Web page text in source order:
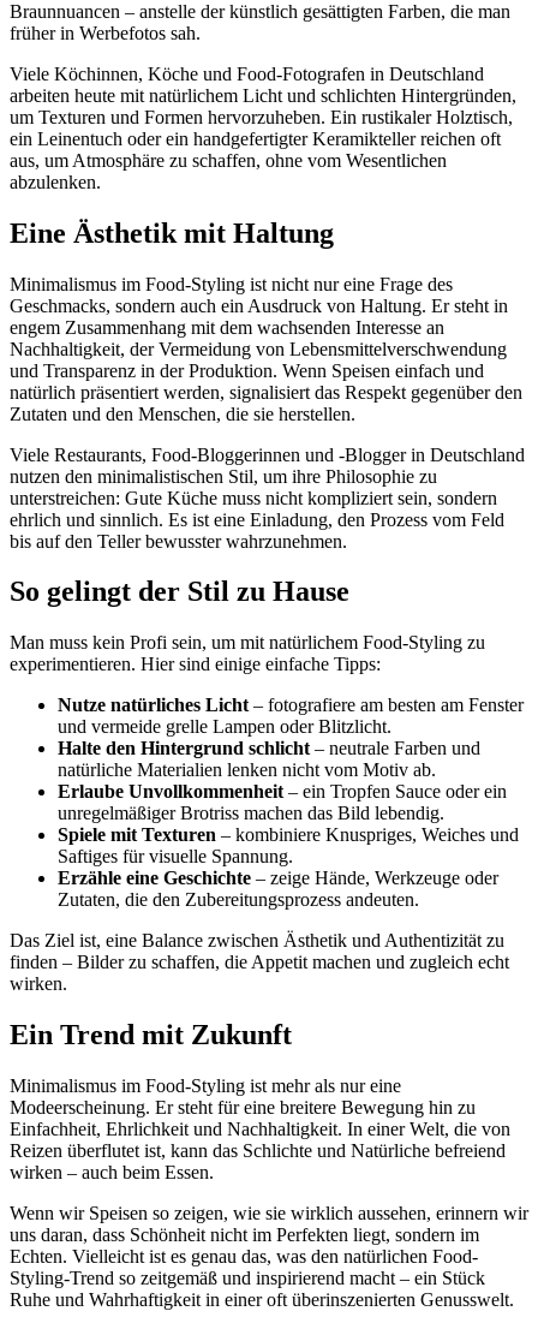
Braunnuancen – anstelle der künstlich gesättigten Farben, die man
früher in Werbefotos sah.
Viele Köchinnen, Köche und Food-Fotografen in Deutschland
arbeiten heute mit natürlichem Licht und schlichten Hintergründen,
um Texturen und Formen hervorzuheben. Ein rustikaler Holztisch,
ein Leinentuch oder ein handgefertigter Keramikteller reichen oft
aus, um Atmosphäre zu schaffen, ohne vom Wesentlichen
abzulenken.
Eine Ästhetik mit Haltung
Minimalismus im Food-Styling ist nicht nur eine Frage des
Geschmacks, sondern auch ein Ausdruck von Haltung. Er steht in
engem Zusammenhang mit dem wachsenden Interesse an
Nachhaltigkeit, der Vermeidung von Lebensmittelverschwendung
und Transparenz in der Produktion. Wenn Speisen einfach und
natürlich präsentiert werden, signalisiert das Respekt gegenüber den
Zutaten und den Menschen, die sie herstellen.
Viele Restaurants, Food-Bloggerinnen und -Blogger in Deutschland
nutzen den minimalistischen Stil, um ihre Philosophie zu
unterstreichen: Gute Küche muss nicht kompliziert sein, sondern
ehrlich und sinnlich. Es ist eine Einladung, den Prozess vom Feld
bis auf den Teller bewusster wahrzunehmen.
So gelingt der Stil zu Hause
Man muss kein Profi sein, um mit natürlichem Food-Styling zu
experimentieren. Hier sind einige einfache Tipps:
Nutze natürliches Licht – fotografiere am besten am Fenster
und vermeide grelle Lampen oder Blitzlicht.
Halte den Hintergrund schlicht – neutrale Farben und
natürliche Materialien lenken nicht vom Motiv ab.
Erlaube Unvollkommenheit – ein Tropfen Sauce oder ein
unregelmäßiger Brotriss machen das Bild lebendig.
Spiele mit Texturen – kombiniere Knuspriges, Weiches und
Saftiges für visuelle Spannung.
Erzähle eine Geschichte – zeige Hände, Werkzeuge oder
Zutaten, die den Zubereitungsprozess andeuten.
Das Ziel ist, eine Balance zwischen Ästhetik und Authentizität zu
finden – Bilder zu schaffen, die Appetit machen und zugleich echt
wirken.
Ein Trend mit Zukunft
Minimalismus im Food-Styling ist mehr als nur eine
Modeerscheinung. Er steht für eine breitere Bewegung hin zu
Einfachheit, Ehrlichkeit und Nachhaltigkeit. In einer Welt, die von
Reizen überflutet ist, kann das Schlichte und Natürliche befreiend
wirken – auch beim Essen.
Wenn wir Speisen so zeigen, wie sie wirklich aussehen, erinnern wir
uns daran, dass Schönheit nicht im Perfekten liegt, sondern im
Echten. Vielleicht ist es genau das, was den natürlichen Food-
Styling-Trend so zeitgemäß und inspirierend macht – ein Stück
Ruhe und Wahrhaftigkeit in einer oft überinszenierten Genusswelt.